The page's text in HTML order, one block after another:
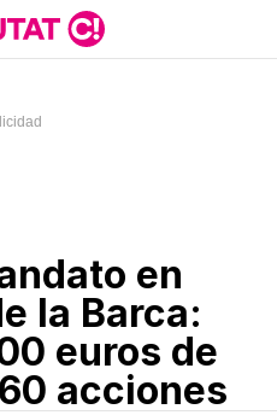
en
la Barca:
euros de
acciones